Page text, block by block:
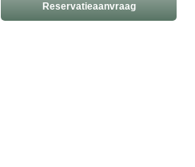
Reservatieaanvraag